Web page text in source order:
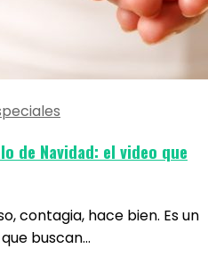
de Navidad: el video que
contagia, hace bien. Es un
buscan…